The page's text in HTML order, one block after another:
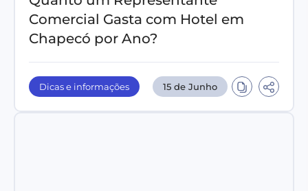
Comercial Gasta com Hotel em
Chapecó por Ano?
Dicas e informações 15 de Junho